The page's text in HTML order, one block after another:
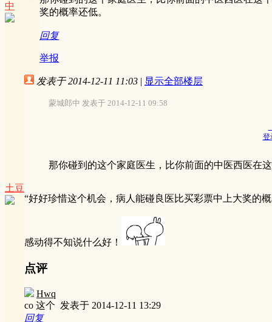
中
奖的概率还低。
回复
举报
土豆
发表于 2014-12-11 11:03 | 显示全部楼层
蒙城郎中 发表于 2014-12-11 09:58
登
那你碰到的这个家庭医生，比你前面的中医西医在
“好好珍惜这个机会，病人能碰良医比买彩票中上大奖的
感动得不知说什么好！
点评
Hwq
co 这个 发表于 2014-12-11 13:29
回复